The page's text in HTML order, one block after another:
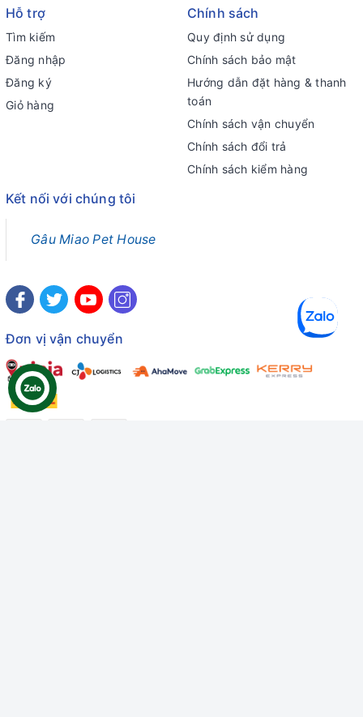
Hỗ trợ
Tìm kiếm
Đăng nhập
Đăng ký
Giỏ hàng
Chính sách
Quy định sử dụng
Chính sách bảo mật
Hướng dẫn đặt hàng & thanh
toán
Chính sách vận chuyển
Chính sách đổi trả
Chính sách kiểm hàng
Kết nối với chúng tôi
Gâu Miao Pet House
Đơn vị vận chuyển